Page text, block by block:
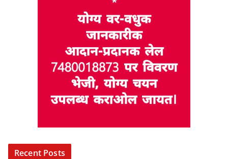
Recent Posts